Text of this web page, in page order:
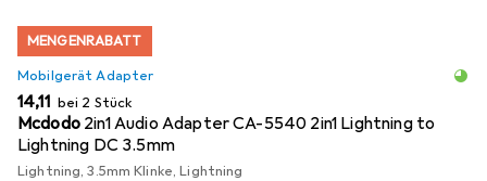
MENGENRABATT
Mobilgerät Adapter
EUR
14,11 bei 2 Stück
Mcdodo 2in1 Audio Adapter CA-5540 2in1 Lightning to
Lightning DC 3.5mm
Lightning, 3.5mm Klinke, Lightning